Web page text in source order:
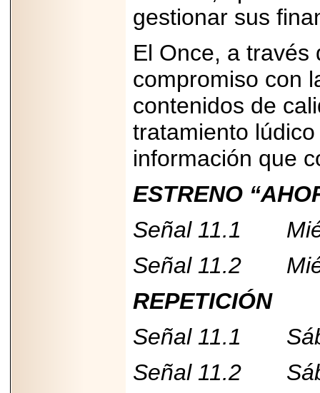
gestionar sus
El Once, a través
compromiso con
contenidos de
tratamiento
información que
ESTRENO
Señal 11.1
Señal 11.2
REPETICIÓN
Señal 11.1
Señal 11.2